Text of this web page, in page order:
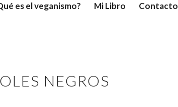
es el veganismo? Mi Libro Contacto
NEGROS